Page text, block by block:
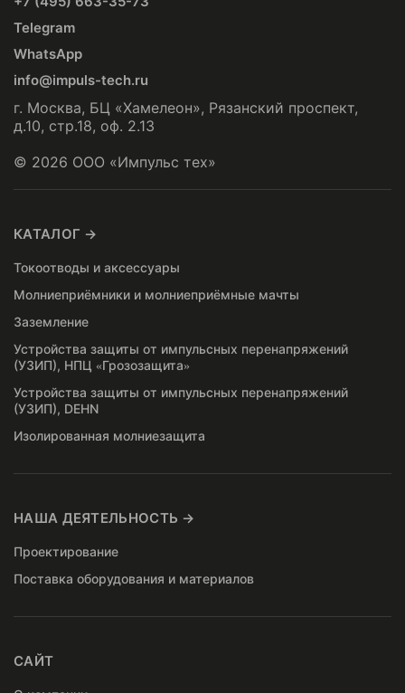
Telegram
WhatsApp
info@impuls-tech.ru
г. Москва, БЦ «Хамелеон», Рязанский проспект,
д.10, стр.18, оф. 2.13
© 2026 ООО «Импульс тех»
КАТАЛОГ →
Токоотводы и аксессуары
Молниеприёмники и молниеприёмные мачты
Заземление
Устройства защиты от импульсных перенапряжений
(УЗИП), НПЦ «Грозозащита»
Устройства защиты от импульсных перенапряжений
(УЗИП), DEHN
Изолированная молниезащита
НАША ДЕЯТЕЛЬНОСТЬ →
Проектирование
Поставка оборудования и материалов
САЙТ